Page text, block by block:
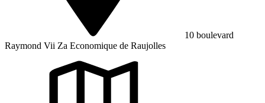
10 boulevard
Raymond Vii Za Economique de Raujolles